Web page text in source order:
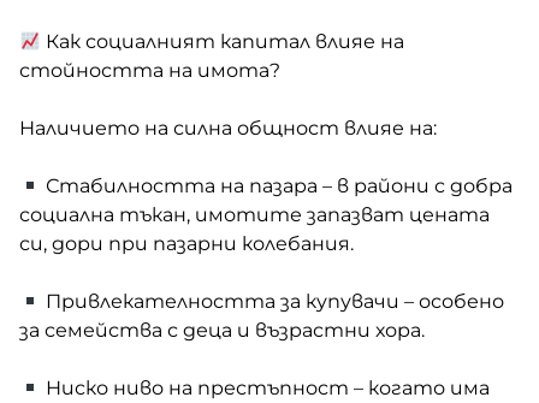
Как социалният капитал влияе на
стойността на имота?
Наличието на силна общност влияе на:
Стабилността на пазара – в райони с добра
социална тъкан, имотите запазват цената
си, дори при пазарни колебания.
Привлекателността за купувачи – особено
за семейства с деца и възрастни хора.
Ниско ниво на престъпност – когато има